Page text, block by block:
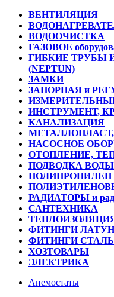
ВЕНТИЛЯЦИЯ
ВОДООЧИСТКА
ГАЗОВОЕ
ГИБКИЕ ТРУБЫ
(NEPTUN)
ЗАМКИ
ЗАПОРНАЯ и
ИНСТРУМЕНТ,
КАНАЛИЗАЦИЯ
НАСОСНОЕ
ОТОПЛЕНИЕ,
ПОДВОДКА ВОДЫ
ПОЛИПРОПИЛЕН
РАДИАТОРЫ и
САНТЕХНИКА
ФИТИНГИ
ФИТИНГИ
ХОЗТОВАРЫ
ЭЛЕКТРИКА
Анемостаты